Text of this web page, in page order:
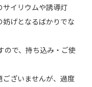
イリウムや誘導灯
げとなるばかりでな
ので、持ち込み・ご使
ざいませんが、過度